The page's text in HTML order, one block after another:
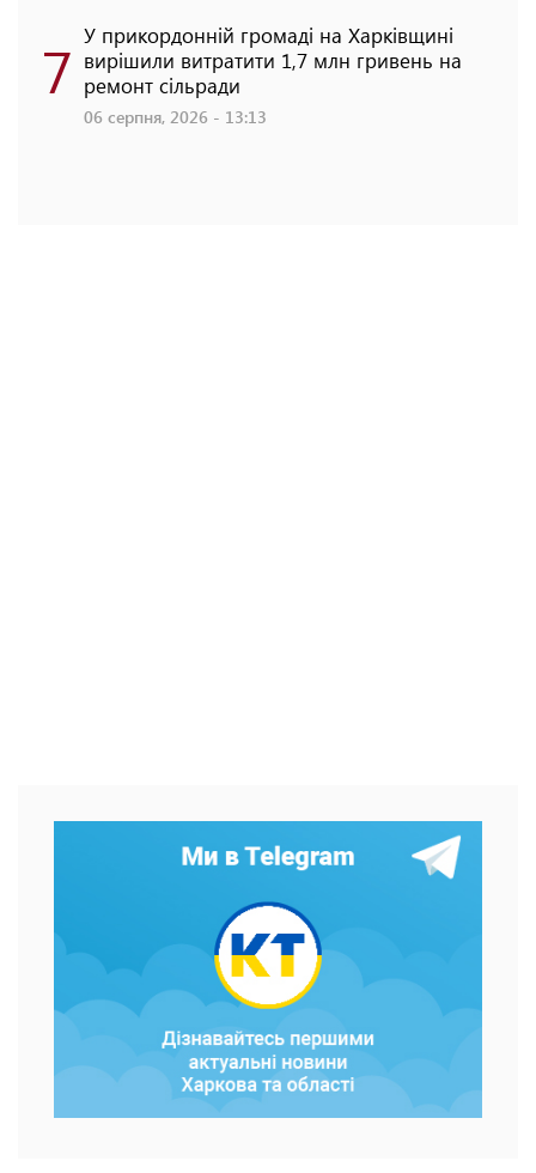
7 У прикордонній громаді на Харківщині
вирішили витратити 1,7 млн гривень на
ремонт сільради
06 серпня, 2026 - 13:13